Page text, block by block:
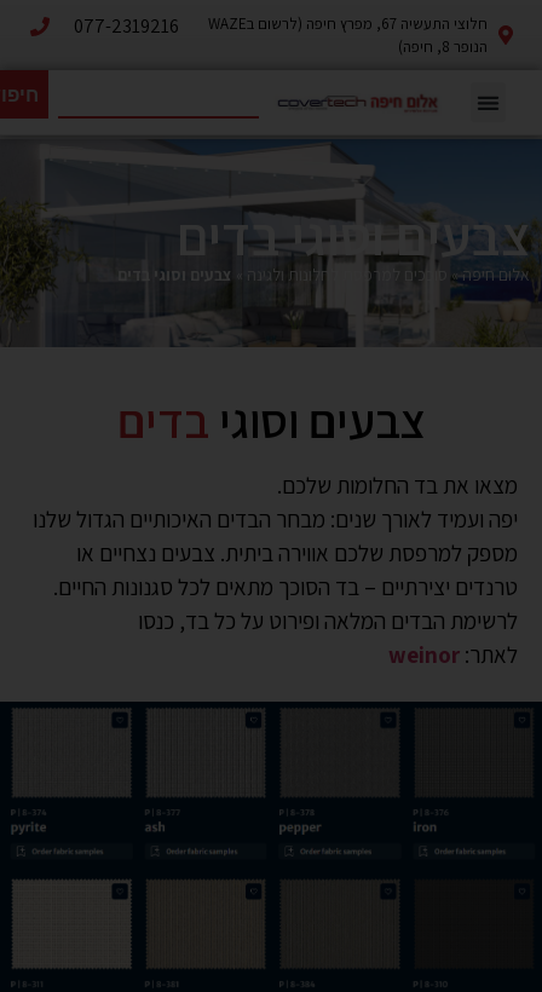
חלוצי התעשיה 67, מפרץ חיפה (לרשום בWAZE
הנופר 8, חיפה)
077-2319216
צבעים וסוגי בדים
אלום חיפה» סוככים למרפסת לחלונות ולגינה צבעים וסוגי בדים
צבעים וסוגי בדים
מצאו את בד החלומות שלכם.
יפה ועמיד לאורך שנים: מבחר הבדים האיכותיים הגדול שלנו
מספק למרפסת שלכם אווירה ביתית. צבעים נצחיים או
טרנדים יצירתיים – בד הסוכך מתאים לכל סגנונות החיים.
לרשימת הבדים המלאה ופירוט על כל בד, כנסו
לאתר: weinor